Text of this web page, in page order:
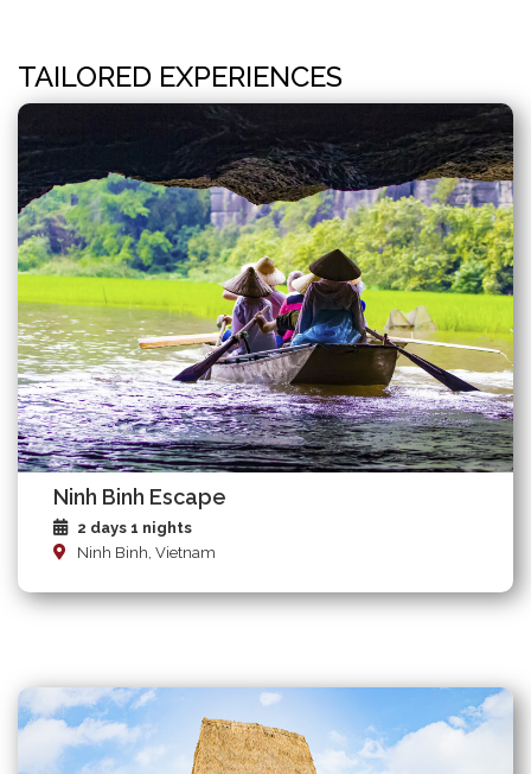
TAILORED EXPERIENCES
Ninh Binh Escape
2 days 1 nights
Ninh Binh, Vietnam